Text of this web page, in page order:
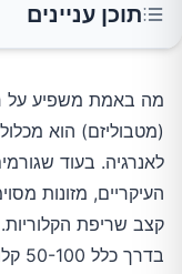
תוכן עניינים
תה ירוק –
המנגנון
חוזק הראיות
מינון מעשי
מה באמת משפיע על
(מטבוליזם) הוא
לאנרגיה. בעוד
העיקריים, מזונות
קצב שריפת